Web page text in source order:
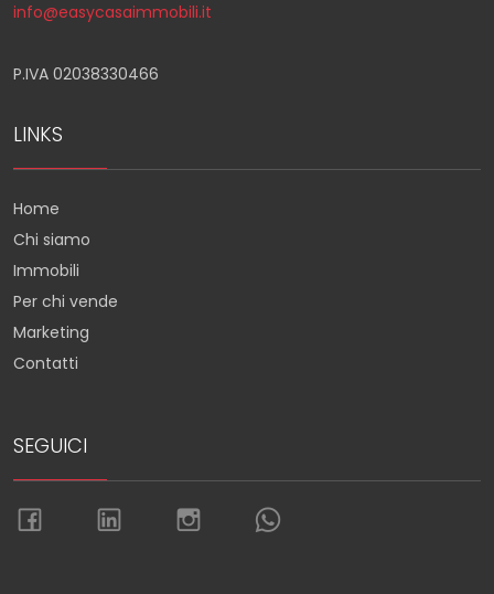
info@easycasaimmobili.it
P.IVA 02038330466
LINKS
Home
Chi siamo
Immobili
Per chi vende
Marketing
Contatti
SEGUICI